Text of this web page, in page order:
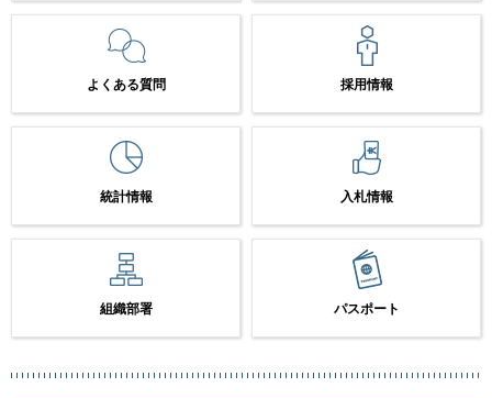
よくある質問 採用情報
統計情報 入札情報
組織部署 パスポート